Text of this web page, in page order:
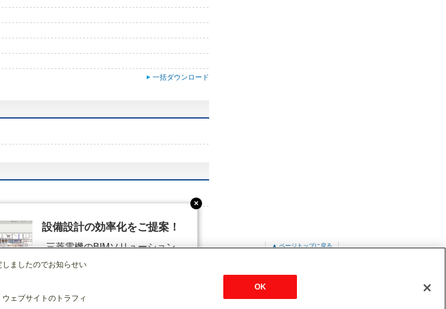
一括ダウンロード
▲ ページトップに戻る
シルバーメタリックタイプ V-507RH3-S
設備設計の効率化をご提案！
三菱電機のBIMソリューション
（空調.換気.照明）
ましたのでお知らせい
ェブサイトのトラフィ
OK